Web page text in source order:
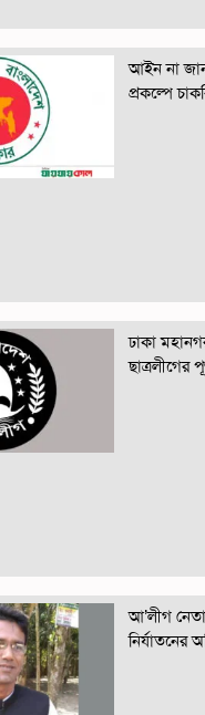
আইন না
প্রকল্পে
ঢাকা
ছাত্রলীগের
আ’লীগ
নির্যাতনের